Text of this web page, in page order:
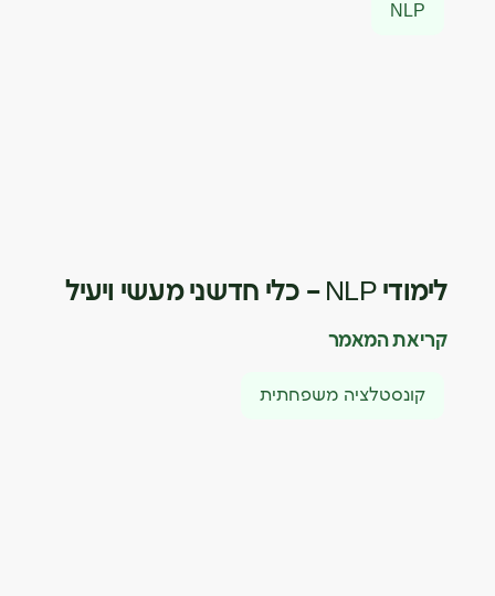
NLP
לימודי NLP – כלי חדשני מעשי ויעיל
קריאת המאמר
קונסטלציה משפחתית